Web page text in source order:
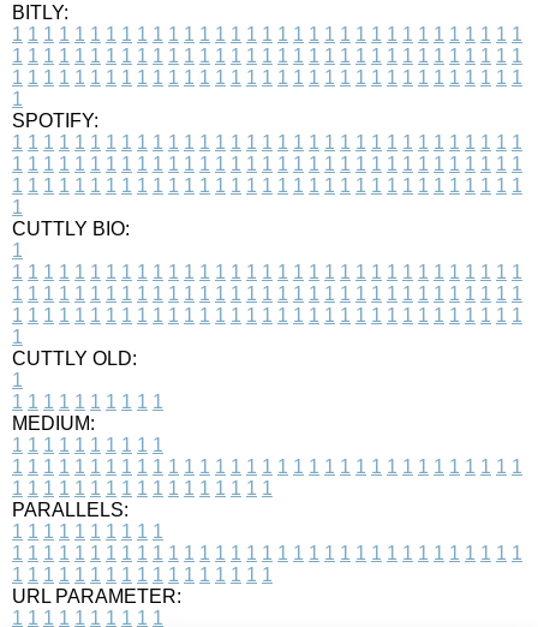
BITLY:
1 1 1 1 1 1 1 1 1 1 1 1 1 1 1 1 1 1 1 1 1 1 1 1 1 1 1 1 1 1 1 1 1
1 1 1 1 1 1 1 1 1 1 1 1 1 1 1 1 1 1 1 1 1 1 1 1 1 1 1 1 1 1 1 1 1
1 1 1 1 1 1 1 1 1 1 1 1 1 1 1 1 1 1 1 1 1 1 1 1 1 1 1 1 1 1 1 1 1
1
SPOTIFY:
1 1 1 1 1 1 1 1 1 1 1 1 1 1 1 1 1 1 1 1 1 1 1 1 1 1 1 1 1 1 1 1 1
1 1 1 1 1 1 1 1 1 1 1 1 1 1 1 1 1 1 1 1 1 1 1 1 1 1 1 1 1 1 1 1 1
1 1 1 1 1 1 1 1 1 1 1 1 1 1 1 1 1 1 1 1 1 1 1 1 1 1 1 1 1 1 1 1 1
1
CUTTLY BIO:
1
1 1 1 1 1 1 1 1 1 1 1 1 1 1 1 1 1 1 1 1 1 1 1 1 1 1 1 1 1 1 1 1 1
1 1 1 1 1 1 1 1 1 1 1 1 1 1 1 1 1 1 1 1 1 1 1 1 1 1 1 1 1 1 1 1 1
1 1 1 1 1 1 1 1 1 1 1 1 1 1 1 1 1 1 1 1 1 1 1 1 1 1 1 1 1 1 1 1 1
1
CUTTLY OLD:
1
1 1 1 1 1 1 1 1 1 1
MEDIUM:
1 1 1 1 1 1 1 1 1 1
1 1 1 1 1 1 1 1 1 1 1 1 1 1 1 1 1 1 1 1 1 1 1 1 1 1 1 1 1 1 1 1 1
1 1 1 1 1 1 1 1 1 1 1 1 1 1 1 1 1
PARALLELS:
1 1 1 1 1 1 1 1 1 1
1 1 1 1 1 1 1 1 1 1 1 1 1 1 1 1 1 1 1 1 1 1 1 1 1 1 1 1 1 1 1 1 1
1 1 1 1 1 1 1 1 1 1 1 1 1 1 1 1 1
URL PARAMETER:
1 1 1 1 1 1 1 1 1 1